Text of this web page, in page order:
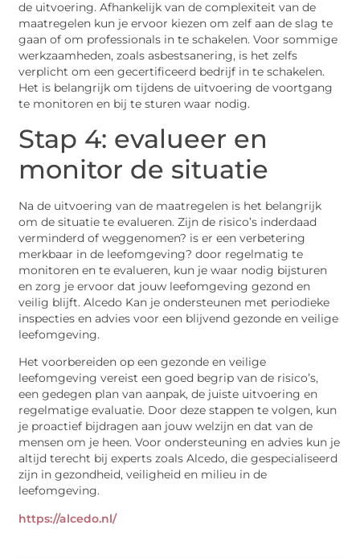
de uitvoering. Afhankelijk van de complexiteit van de
maatregelen kun je ervoor kiezen om zelf aan de slag te
gaan of om professionals in te schakelen. Voor sommige
werkzaamheden, zoals asbestsanering, is het zelfs
verplicht om een gecertificeerd bedrijf in te schakelen.
Het is belangrijk om tijdens de uitvoering de voortgang
te monitoren en bij te sturen waar nodig.
Stap 4: evalueer en
monitor de situatie
Na de uitvoering van de maatregelen is het belangrijk
om de situatie te evalueren. Zijn de risico’s inderdaad
verminderd of weggenomen? is er een verbetering
merkbaar in de leefomgeving? door regelmatig te
monitoren en te evalueren, kun je waar nodig bijsturen
en zorg je ervoor dat jouw leefomgeving gezond en
veilig blijft. Alcedo Kan je ondersteunen met periodieke
inspecties en advies voor een blijvend gezonde en veilige
leefomgeving.
Het voorbereiden op een gezonde en veilige
leefomgeving vereist een goed begrip van de risico’s,
een gedegen plan van aanpak, de juiste uitvoering en
regelmatige evaluatie. Door deze stappen te volgen, kun
je proactief bijdragen aan jouw welzijn en dat van de
mensen om je heen. Voor ondersteuning en advies kun je
altijd terecht bij experts zoals Alcedo, die gespecialiseerd
zijn in gezondheid, veiligheid en milieu in de
leefomgeving.
https://alcedo.nl/